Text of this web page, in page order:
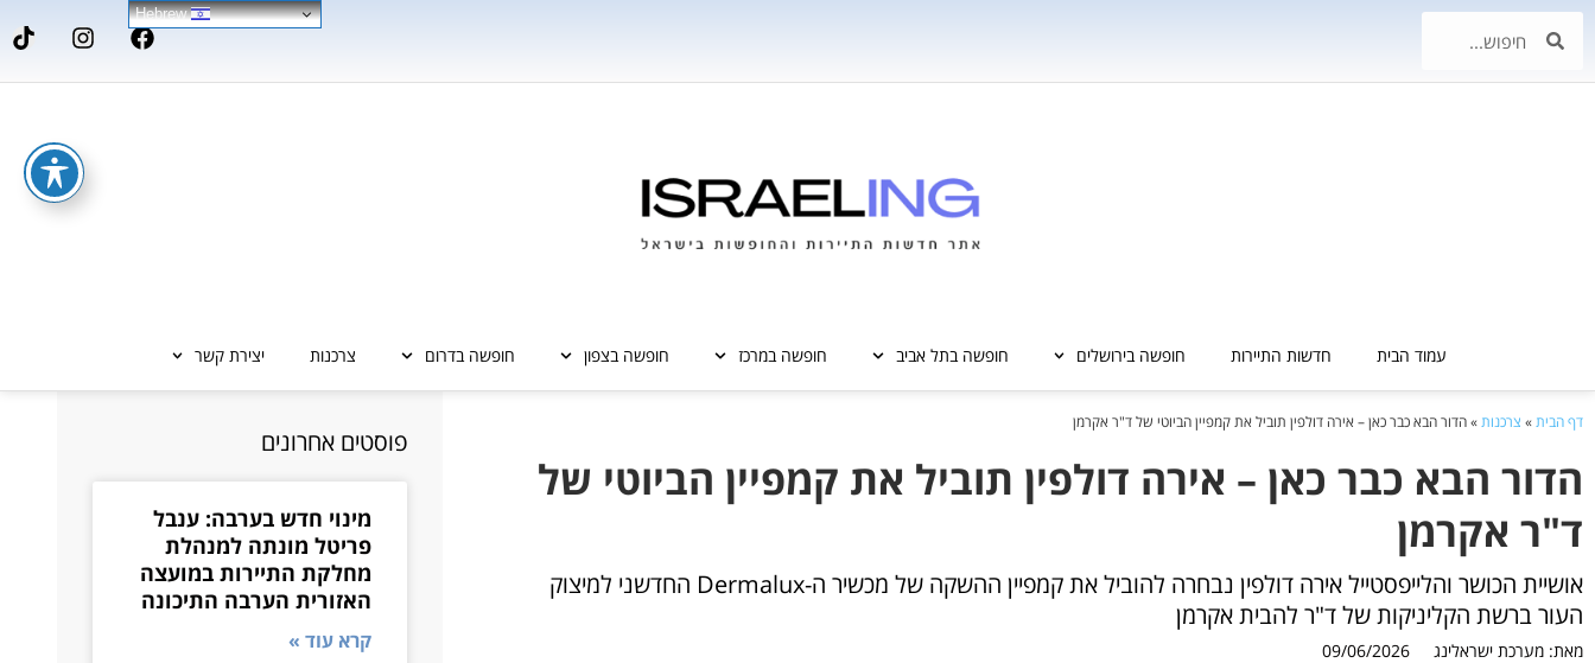
עמוד הבית חדשות התיירות חופשה בירושלים חופשה בתל אביב חופשה במרכז חופשה בצפון חופשה בדרום צרכנות יצירת קשר
דף הבית» צרכנות»הדור הבא כבר כאן – אירה דולפין תוביל את קמפיין הביוטי של ד"ר אקרמן
הדור הבא כבר כאן – אירה דולפין תוביל את קמפיין הביוטי של
ד"ר אקרמן
אושיית הכושר והלייפסטייל אירה דולפין נבחרה להוביל את קמפיין ההשקה של מכשיר ה-Dermalux החדשני למיצוק
העור ברשת הקליניקות של ד"ר להבית אקרמן
מאת: מערכת ישראלינג 09/06/2026
פוסטים אחרונים
מינוי חדש בערבה: ענבל
פריטל מונתה למנהלת
מחלקת התיירות במועצה
האזורית הערבה התיכונה
קרא עוד »
Hebrew